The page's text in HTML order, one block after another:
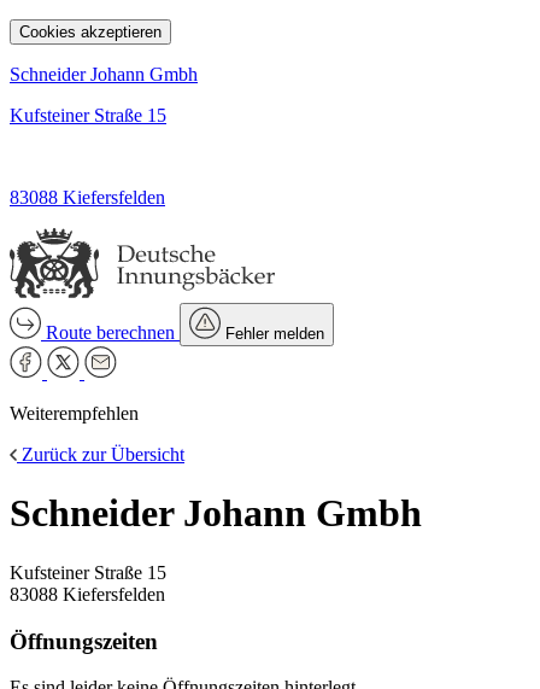
Cookies akzeptieren
Schneider Johann Gmbh
Kufsteiner Straße 15
83088 Kiefersfelden
Route berechnen Fehler melden
Weiterempfehlen
Zurück zur Übersicht
Schneider Johann Gmbh
Kufsteiner Straße 15
83088 Kiefersfelden
Öffnungszeiten